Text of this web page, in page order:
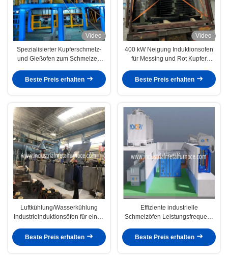
Video
Spezialisierter Kupferschmelz-
und Gießofen zum Schmelzen
Beste Preis erhalten
Video
400 kW Neigung Induktionsofen
für Messing und Rot Kupfer
Beste Preis erhalten
Luftkühlung/Wasserkühlung
Industrieinduktionsöfen für einen
Beste Preis erhalten
Effiziente industrielle
Schmelzöfen Leistungsfrequenz
Beste Preis erhalten